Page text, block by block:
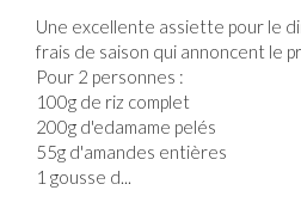
Une excellente assiette pour le
frais de saison qui annoncent le
Pour 2 personnes :
100g de riz complet
200g d'edamame pelés
55g d'amandes entières
1 gousse d...